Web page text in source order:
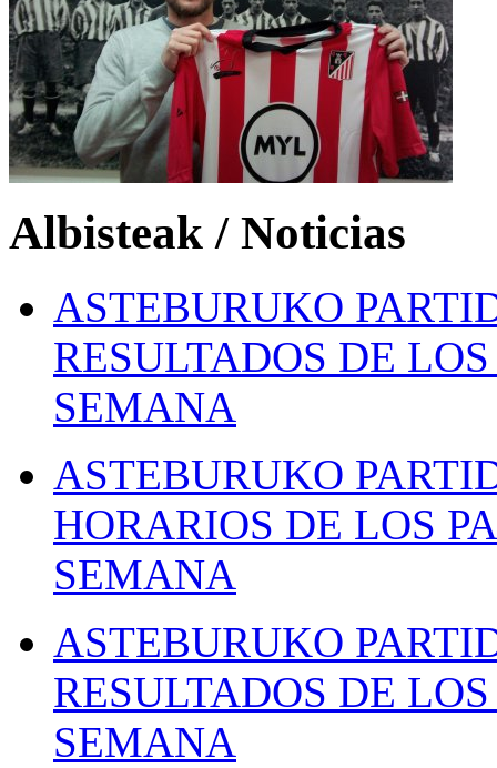
Albisteak / Noticias
ASTEBURUKO
RESULTADOS DE
SEMANA
ASTEBURUKO
HORARIOS DE LOS
SEMANA
ASTEBURUKO
RESULTADOS DE
SEMANA